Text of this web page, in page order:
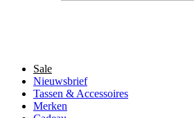
Sale
Nieuwsbrief
Tassen & Accessoires
Merken